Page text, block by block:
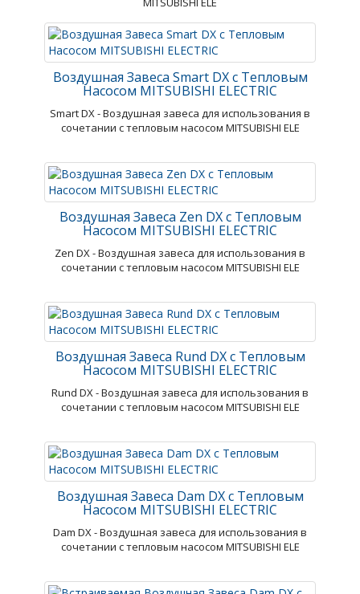
Воздушная Завеса Smart DX с Тепловым
Насосом MITSUBISHI ELECTRIC
Smart DX - Воздушная завеса для использования в
сочетании с тепловым насосом MITSUBISHI ELE
Воздушная Завеса Zen DX с Тепловым
Насосом MITSUBISHI ELECTRIC
Zen DX - Воздушная завеса для использования в
сочетании с тепловым насосом MITSUBISHI ELE
Воздушная Завеса Rund DX с Тепловым
Насосом MITSUBISHI ELECTRIC
Rund DX - Воздушная завеса для использования в
сочетании с тепловым насосом MITSUBISHI ELE
Воздушная Завеса Dam DX с Тепловым
Насосом MITSUBISHI ELECTRIC
Dam DX - Воздушная завеса для использования в
сочетании с тепловым насосом MITSUBISHI ELE